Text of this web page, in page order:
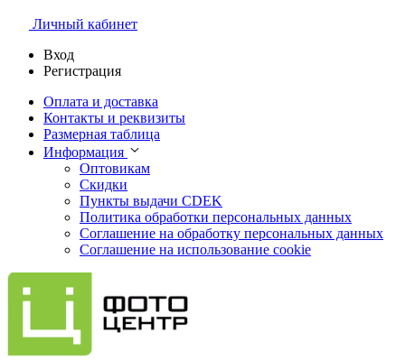
Личный кабинет
Вход
Регистрация
Оплата и доставка
Контакты и реквизиты
Размерная таблица
Информация
Оптовикам
Скидки
Пункты выдачи CDEK
Политика обработки персональных данных
Соглашение на обработку персональных данных
Соглашение на использование cookie